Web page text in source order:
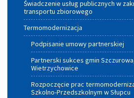
Świadczenie usług publicznych w
transportu zbiorowego
Termomodernizacja
Podpisanie umowy partnerskiej
Partnerski sukces gmin
Wietrzychowice
Rozpoczęcie prac
Szkolno-Przedszkolnym w Słupcu